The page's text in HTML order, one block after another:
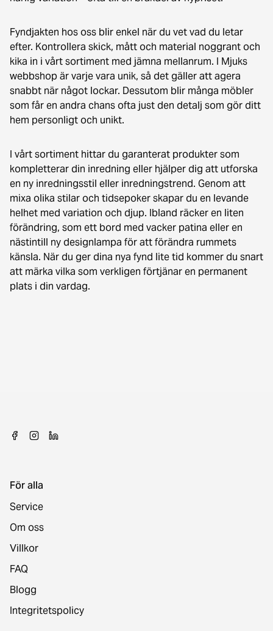
Fyndjakten hos oss blir enkel när du vet vad du letar
efter. Kontrollera skick, mått och material noggrant och
kika in i vårt sortiment med jämna mellanrum. I Mjuks
webbshop är varje vara unik, så det gäller att agera
snabbt när något lockar. Dessutom blir många möbler
som får en andra chans ofta just den detalj som gör ditt
hem personligt och unikt.
I vårt sortiment hittar du garanterat produkter som
kompletterar din inredning eller hjälper dig att utforska
en ny inredningsstil eller inredningstrend. Genom att
mixa olika stilar och tidsepoker skapar du en levande
helhet med variation och djup. Ibland räcker en liten
förändring, som ett bord med vacker patina eller en
nästintill ny designlampa för att förändra rummets
känsla. När du ger dina nya fynd lite tid kommer du snart
att märka vilka som verkligen förtjänar en permanent
plats i din vardag.
För alla
Service
Om oss
Villkor
FAQ
Blogg
Integritetspolicy